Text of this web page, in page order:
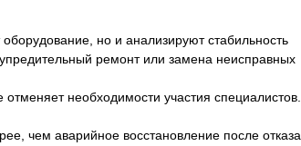
но и анализируют стабильность
ремонт или замена неисправных
необходимости участия специалистов.
чем аварийное восстановление после отказа